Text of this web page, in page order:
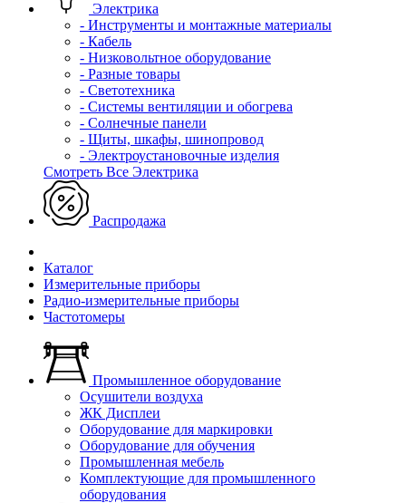
Электрика
- Инструменты и монтажные материалы
- Кабель
- Низковольтное оборудование
- Разные товары
- Светотехника
- Системы вентиляции и обогрева
- Солнечные панели
- Щиты, шкафы, шинопровод
- Электроустановочные изделия
Смотреть Все Электрика
Распродажа
Каталог
Измерительные приборы
Радио-измерительные приборы
Частотомеры
Промышленное оборудование
Осушители воздуха
ЖК Дисплеи
Оборудование для маркировки
Оборудование для обучения
Промышленная мебель
Комплектующие для промышленного
оборудования